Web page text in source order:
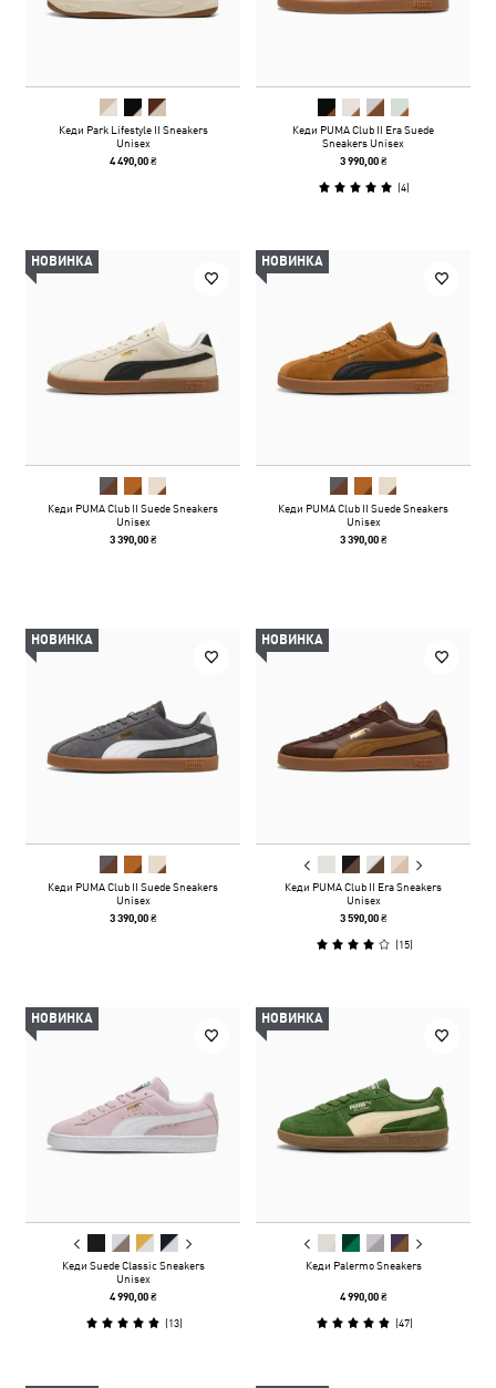
Кеди Park Lifestyle II Sneakers
Unisex
4 490,00 ₴
Кеди PUMA Club II Era Suede
Sneakers Unisex
3 990,00 ₴
(4)
НОВИНКА
Кеди PUMA Club II Suede Sneakers
Unisex
3 390,00 ₴
НОВИНКА
Кеди PUMA Club II Suede Sneakers
Unisex
3 390,00 ₴
НОВИНКА
Кеди PUMA Club II Suede Sneakers
Unisex
3 390,00 ₴
НОВИНКА
Кеди PUMA Club II Era Sneakers
Unisex
3 590,00 ₴
(15)
НОВИНКА
Кеди Suede Classic Sneakers
Unisex
4 990,00 ₴
(13)
НОВИНКА
Кеди Palermo Sneakers
4 990,00 ₴
(47)